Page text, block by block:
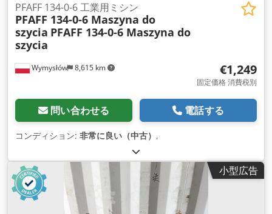
Wymysłów 8,615 km
PFAFF 134-0-6 工業用ミシン
PFAFF 134-0-6 Maszyna do
szycia PFAFF 134-0-6 Maszyna do
szycia
€1,249
固定価格 消費税別
問い合わせる 電話する
コンディション: 非常に良い（中古） ,
小型広告